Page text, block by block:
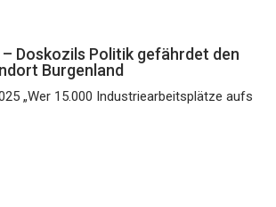
Doskozils Politik gefährdet den
Burgenland
„Wer 15.000 Industriearbeitsplätze aufs